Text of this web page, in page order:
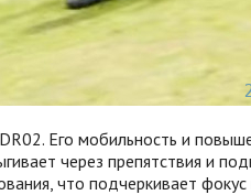
Его мобильность и
через препятствия и
что подчеркивает